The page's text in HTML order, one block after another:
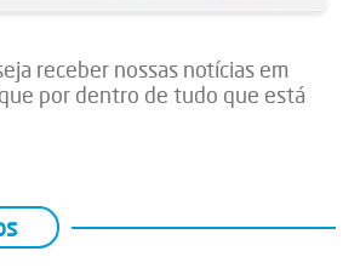
receber nossas notícias em
por dentro de tudo que está